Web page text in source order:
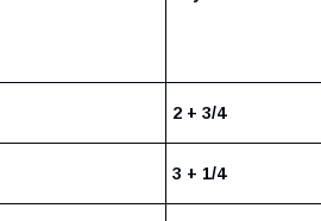
2 + 3/4
3 + 1/4